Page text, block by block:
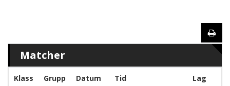
Matcher
Klass Grupp Datum Tid Lag